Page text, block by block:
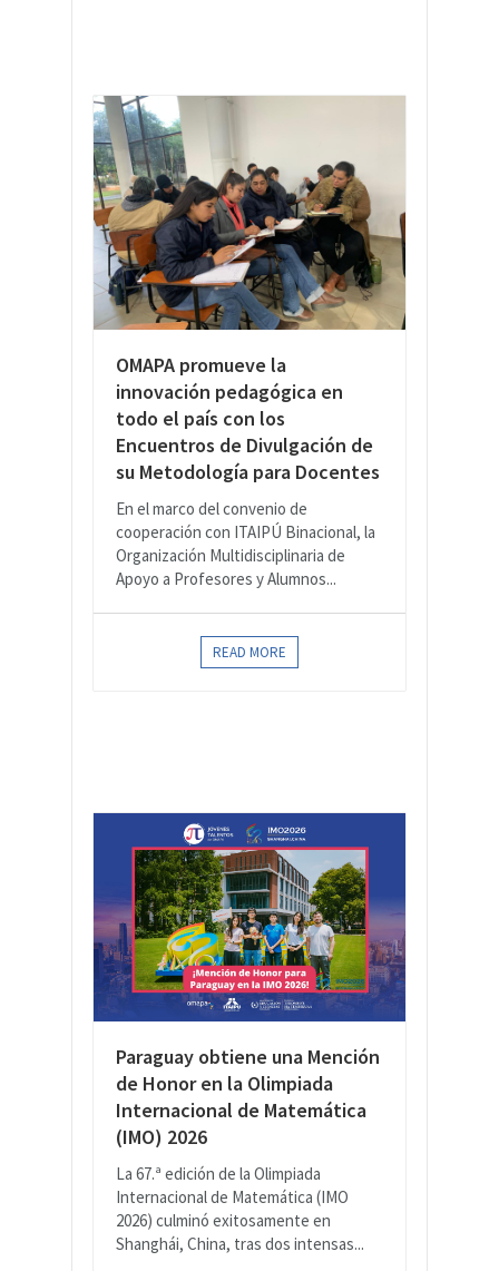
OMAPA promueve la
innovación pedagógica en
todo el país con los
Encuentros de Divulgación de
su Metodología para Docentes
En el marco del convenio de
cooperación con ITAIPÚ Binacional, la
Organización Multidisciplinaria de
Apoyo a Profesores y Alumnos...
READ MORE
Paraguay obtiene una Mención
de Honor en la Olimpiada
Internacional de Matemática
(IMO) 2026
La 67.ª edición de la Olimpiada
Internacional de Matemática (IMO
2026) culminó exitosamente en
Shanghái, China, tras dos intensas...